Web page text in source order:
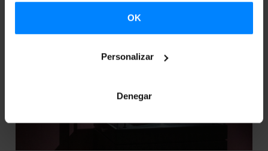
OK
Personalizar
Denegar